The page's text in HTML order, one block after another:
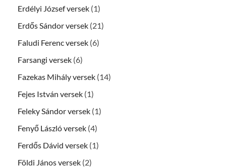
Erdélyi József versek (1)
Erdős Sándor versek (21)
Faludi Ferenc versek (6)
Farsangi versek (6)
Fazekas Mihály versek (14)
Fejes István versek (1)
Feleky Sándor versek (1)
Fenyő László versek (4)
Ferdős Dávid versek (1)
Földi János versek (2)